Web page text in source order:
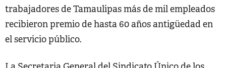
trabajadores de Tamaulipas más de mil empleados
recibieron premio de hasta 60 años antigüedad en
el servicio público.